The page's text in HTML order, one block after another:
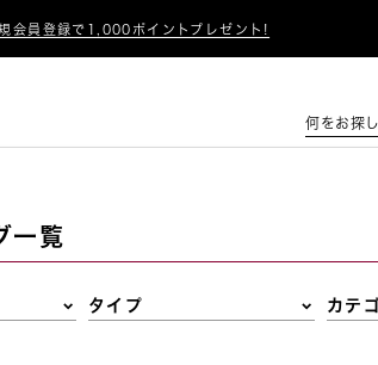
会員登録で1,000ポイントプレゼント!
何をお探
一覧
タイプ カテ